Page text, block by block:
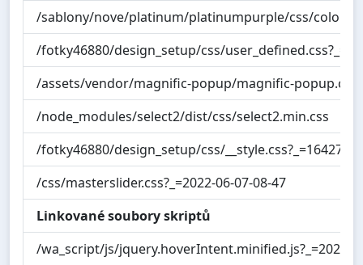
/sablony/nove/platinum/platinumpurple/css/
/fotky46880/design_setup/css/
/assets/vendor/magnific-popup/magnific-popup.css
/node_modules/select2/dist/css/select2.min.css
/fotky46880/design_setup/css/
/css/masterslider.css?_=2022-06-07-08-47
Linkované soubory skriptů
/wa_script/js/jquery.hoverIntent.minified.js?_=2022-